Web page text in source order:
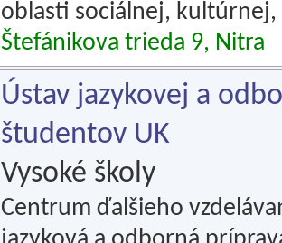
oblasti sociálnej,
Štefánikova trieda 9, Nitra
Ústav jazykovej a
študentov UK
Vysoké školy
Centrum ďalšieho